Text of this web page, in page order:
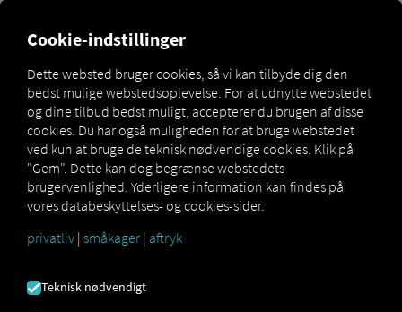
BRUGERMANUAL
Denne manual forklarer opsætning og brug af Order
Communication , for effektivt at administrere ordrer,
planlægge ture og optimere kommunikationen mellem
dispatch og chauffører.
Hvad der er nødvendigt for at Order
Cookie-indstillinger
Dette websted bruger cookies, så vi kan tilbyde dig den
bedst mulige webstedsoplevelse. For at udnytte webstedet
og dine tilbud bedst muligt, accepterer du brugen af ​​disse
cookies. Du har også muligheden for at bruge webstedet
ved kun at bruge de teknisk nødvendige cookies. Klik på
"Gem". Dette kan dog begrænse webstedets
brugervenlighed. Yderligere information kan findes på
vores databeskyttelses- og cookies-sider.
privatliv | småkager | aftryk
Teknisk nødvendigt